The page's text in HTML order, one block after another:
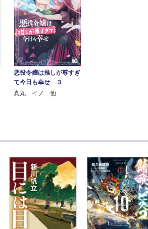
悪役令嬢は推しが尊すぎ
て今日も幸せ ３
真丸 イノ 他